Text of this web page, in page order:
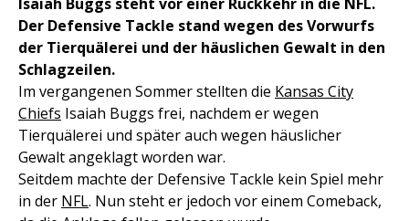
Der Defensive Tackle stand wegen des Vorwurfs
der Tierquälerei und der häuslichen Gewalt in den
Schlagzeilen.
Im vergangenen Sommer stellten die Kansas City
Chiefs Isaiah Buggs frei, nachdem er wegen
Tierquälerei und später auch wegen häuslicher
Gewalt angeklagt worden war.
Seitdem machte der Defensive Tackle kein Spiel mehr
in der NFL. Nun steht er jedoch vor einem Comeback,